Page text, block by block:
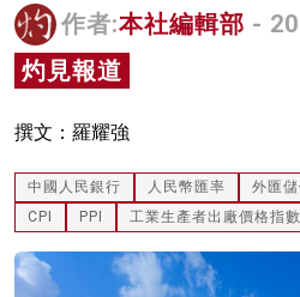
關於我們
作者:本社編輯部 -
灼見報道
撰文：羅耀強
中國人民銀行 人民幣匯率 外匯
CPI
PPI 工業生產者出廠價格指數